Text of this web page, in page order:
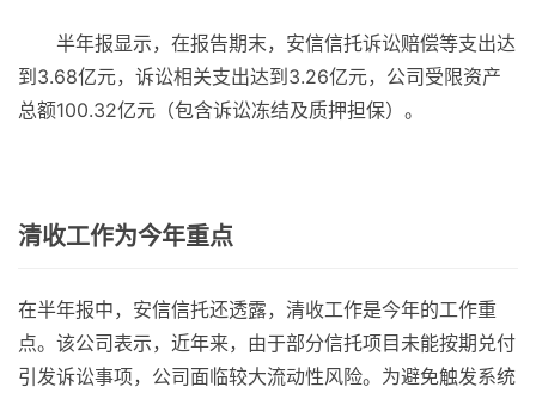
半年报显示，在报告期末，安信信托诉讼赔偿等支出达
到3.68亿元，诉讼相关支出达到3.26亿元，公司受限资产
总额100.32亿元（包含诉讼冻结及质押担保）。
清收工作为今年重点
在半年报中，安信信托还透露，清收工作是今年的工作重
点。该公司表示，近年来，由于部分信托项目未能按期兑付
引发诉讼事项，公司面临较大流动性风险。为避免触发系统